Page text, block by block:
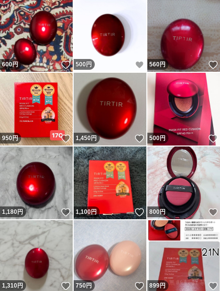
600円 いいね！
500 円 いいね！
560円
950円 いいね！
1,450円 いいね！
500円
1,180円 いいね！
1,100円 いいね！
800円
1,310円 いいね！
750円 いいね！
899円